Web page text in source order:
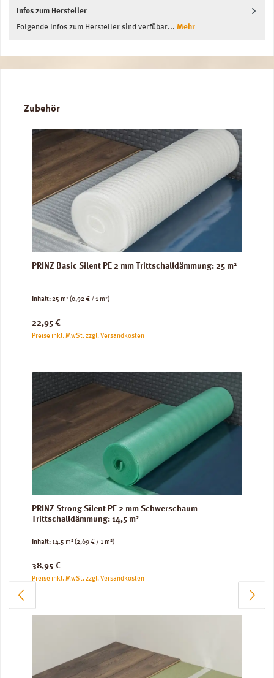
Infos zum Hersteller
Folgende Infos zum Hersteller sind verfübar... Mehr
Produktgalerie überspringen
Zubehör
PRINZ Basic Silent PE 2 mm Trittschalldämmung: 25 m²
Inhalt:25 m²(0,92 € / 1 m²)
Regulärer Preis:
22,95 €
Preise inkl. MwSt. zzgl. Versandkosten
PRINZ Strong Silent PE 2 mm Schwerschaum-
Trittschalldämmung: 14,5 m²
Inhalt:14.5 m²(2,69 € / 1 m²)
Regulärer Preis:
38,95 €
Preise inkl. MwSt. zzgl. Versandkosten